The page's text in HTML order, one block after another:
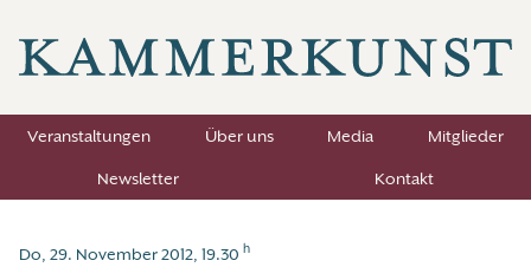
Veranstaltungen Über uns Media
Mitglieder
Newsletter
Kontakt
Do, 29. November 2012, 19.30 h